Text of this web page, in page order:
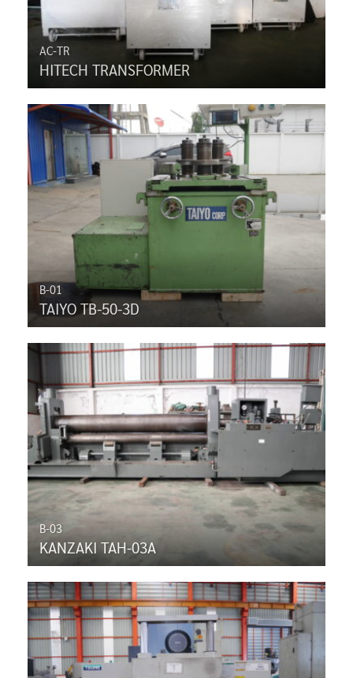
AC-TR
HITECH TRANSFORMER
B-01
TAIYO TB-50-3D
B-03
KANZAKI TAH-03A